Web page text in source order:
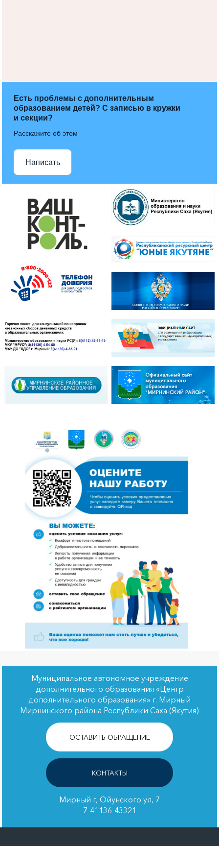
Есть проблемы с дополнительным
образованием детей? С записью в кружки
и секции?
Расскажите об этом
Написать
Муниципальное автономное учреждение
дополнительного образования «Центр
дополнительного образования» г. Мирный
Мирнинского района Республики Саха (Якутия)
ОСТАВИТЬ ОБРАЩЕНИЕ
КОНТАКТЫ
Мирный г, Ойунского ул, 7
7-41136-43321